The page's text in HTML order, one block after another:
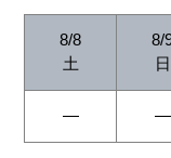
8/8
土
8/
日
― ―